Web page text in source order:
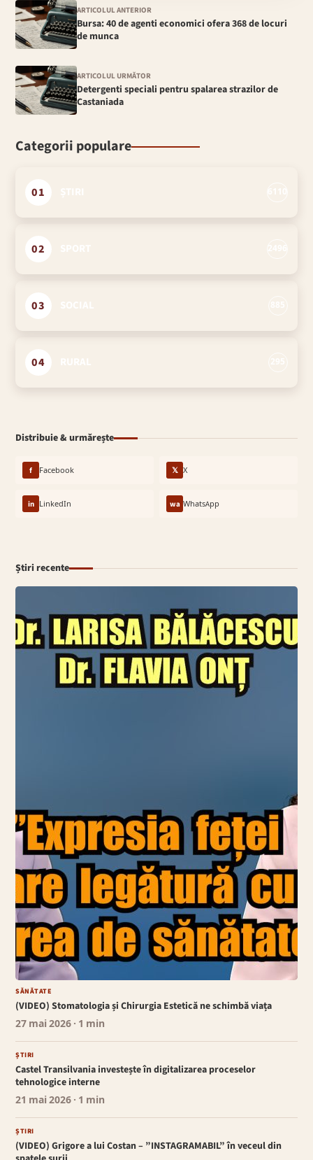
ARTICOLUL ANTERIOR
Bursa: 40 de agenti economici ofera 368 de locuri
de munca
ARTICOLUL URMĂTOR
Detergenti speciali pentru spalarea strazilor de
Castaniada
Categorii populare
01
02
03
04
Distribuie & urmărește
f Facebook 𝕏 X
in LinkedIn wa WhatsApp
Știri recente
SĂNĂTATE
(VIDEO) Stomatologia și Chirurgia Estetică ne schimbă viața
27 mai 2026 · 1 min
ȘTIRI
Castel Transilvania investește în digitalizarea proceselor
tehnologice interne
21 mai 2026 · 1 min
ȘTIRI
(VIDEO) Grigore a lui Costan – ”INSTAGRAMABIL” în veceul din